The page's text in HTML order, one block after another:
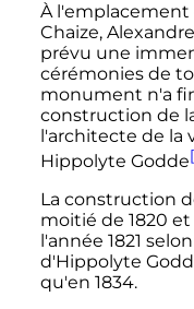
À l'emplacement
Chaize,
prévu une
cérémonies de
monument n'a
construction de
l'architecte de la
Hippolyte Godde
La construction
moitié de 1820
l'année 1821
d'Hippolyte
qu'en 1834.